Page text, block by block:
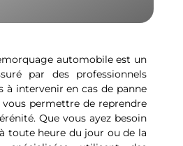
automobile est un
par des professionnels
à intervenir en cas de panne
permettre de reprendre
Que vous ayez besoin
toute heure du jour ou de la